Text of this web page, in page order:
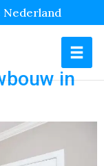
Nederland
in